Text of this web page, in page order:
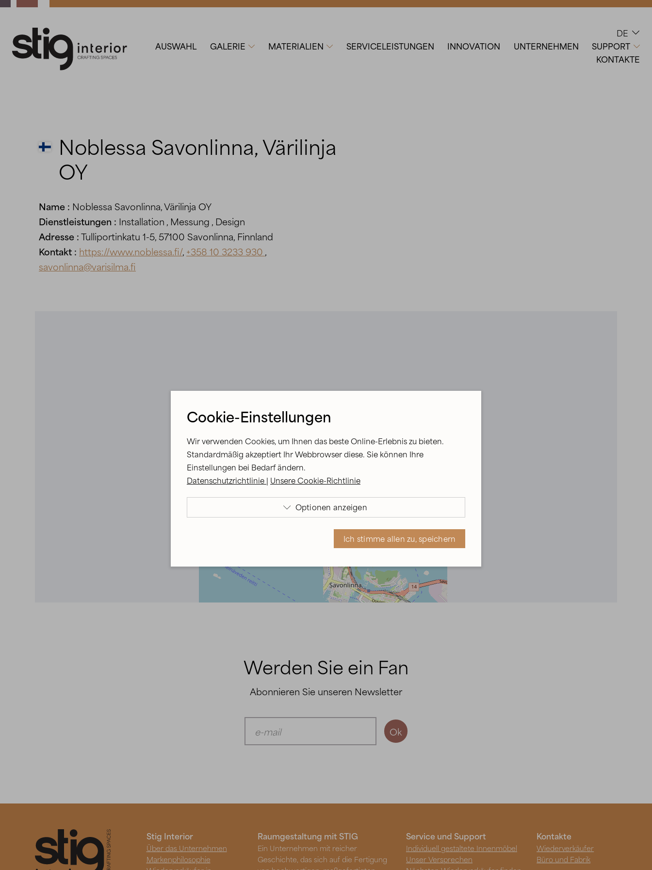
DE 
AUSWAHL GALERIE  MATERIALIEN  SERVICELEISTUNGEN INNOVATION UNTERNEHMEN SUPPORT 
KONTAKTE
Noblessa Savonlinna, Värilinja
OY
Name : Noblessa Savonlinna, Värilinja OY
Dienstleistungen : Installation , Messung , Design
Adresse :Tulliportinkatu 1-5, 57100 Savonlinna, Finnland
Kontakt : https://www.noblessa.fi/, +358 10 3233 930 ,
savonlinna@varisilma.fi
Werden Sie ein Fan
Abonnieren Sie unseren Newsletter
Ok
Cookie-Einstellungen
Wir verwenden Cookies, um Ihnen das beste Online-Erlebnis zu bieten.
Standardmäßig akzeptiert Ihr Webbrowser diese. Sie können Ihre
Einstellungen bei Bedarf ändern.
Datenschutzrichtlinie | Unsere Cookie-Richtlinie
 Optionen anzeigen
Wir verwenden technische Cookies, die für das Funktionieren der
Website erforderlich sind. Gesetzlich erlaubte Pflicht-Cookies.
Ich stimme Statistik-Cookies zu. Aktivieren Sie diese, um z. B. den
Website-Traffic zu überwachen.
Ich stimme Weiterleitungs-Cookies zu. Wir verwenden sie für
personalisierte Werbeinhalte für Sie.
Ich stimme allen zu, speichern
Stig Interior
Über das Unternehmen
Markenphilosophie
Raumgestaltung mit STIG
Ein Unternehmen mit reicher
Geschichte, das sich auf die Fertigung
Service und Support
Individuell gestaltete Innenmöbel
Unser Versprechen
Kontakte
Wiederverkäufer
Büro und Fabrik